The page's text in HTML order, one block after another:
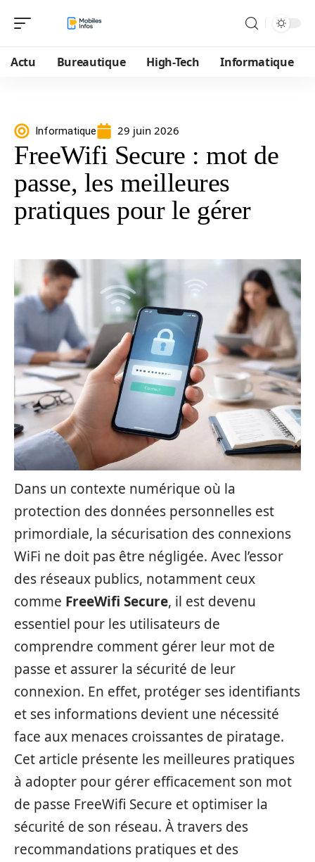
Actu Bureautique High-Tech Informatique
Informatique 29 juin 2026
FreeWifi Secure : mot de
passe, les meilleures
pratiques pour le gérer
Dans un contexte numérique où la
protection des données personnelles est
primordiale, la sécurisation des connexions
WiFi ne doit pas être négligée. Avec l’essor
des réseaux publics, notamment ceux
comme FreeWifi Secure, il est devenu
essentiel pour les utilisateurs de
comprendre comment gérer leur mot de
passe et assurer la sécurité de leur
connexion. En effet, protéger ses identifiants
et ses informations devient une nécessité
face aux menaces croissantes de piratage.
Cet article présente les meilleures pratiques
à adopter pour gérer efficacement son mot
de passe FreeWifi Secure et optimiser la
sécurité de son réseau. À travers des
recommandations pratiques et des